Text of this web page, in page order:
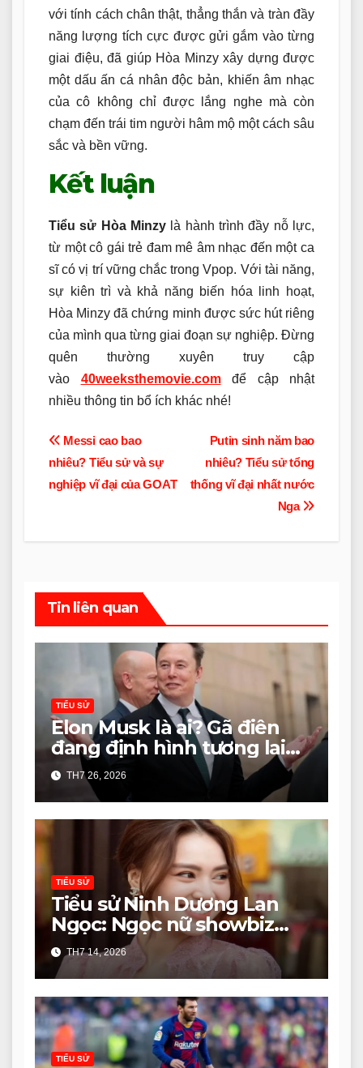
với tính cách chân thật, thẳng thắn và tràn đầy
năng lượng tích cực được gửi gắm vào từng
giai điệu, đã giúp Hòa Minzy xây dựng được
một dấu ấn cá nhân độc bản, khiến âm nhạc
của cô không chỉ được lắng nghe mà còn
chạm đến trái tim người hâm mộ một cách sâu
sắc và bền vững.
Kết luận
Tiểu sử Hòa Minzy là hành trình đầy nỗ lực,
từ một cô gái trẻ đam mê âm nhạc đến một ca
sĩ có vị trí vững chắc trong Vpop. Với tài năng,
sự kiên trì và khả năng biến hóa linh hoạt,
Hòa Minzy đã chứng minh được sức hút riêng
của mình qua từng giai đoạn sự nghiệp. Đừng
quên thường xuyên truy cập
vào 40weeksthemovie.comđể cập nhật
nhiều thông tin bổ ích khác nhé!
Điều
hướng
viết
Putin sinh năm bao
nhiêu? Tiểu sử tổng
thống vĩ đại nhất nước
Nga
Messi cao bao
nhiêu? Tiểu sử và sự
nghiệp vĩ đại của GOAT
Tin liên quan
TIỂU SỬ
Elon Musk là ai? Gã điên
đang định hình tương lai
nhân loại
TH7 26, 2026
TIỂU SỬ
Tiểu sử Ninh Dương Lan
Ngọc: Ngọc nữ showbiz
ViệtTH7 14, 2026
TIỂU SỬ